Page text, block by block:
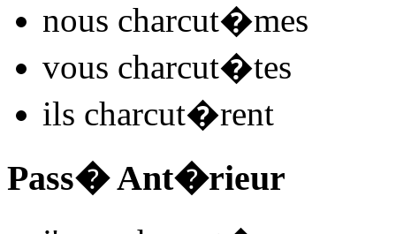
nous charcut�mes
vous charcut�tes
ils charcut�rent
Pass� Ant�rieur